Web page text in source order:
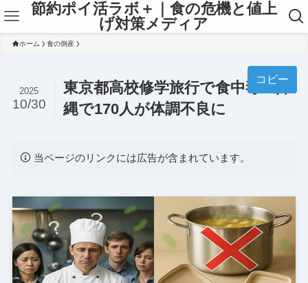
節約ポイ活ラボ＋｜食の危機と値上
げ対策メディア
ホーム 食の倒産
東京都高校修学旅行で食中毒 沖
縄で170人が体調不良に
2025
10/30
当ページのリンクには広告が含まれています。
コピー